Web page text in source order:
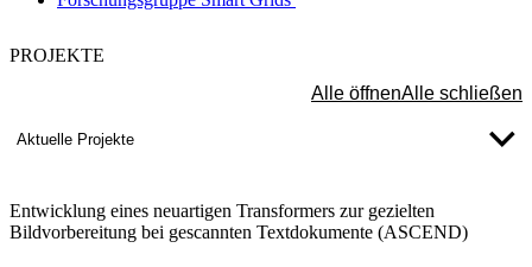
PROJEKTE
Alle öffnenAlle schließen
Aktuelle Projekte
Entwicklung eines neuartigen Transformers zur gezielten
Bildvorbereitung bei gescannten Textdokumente (ASCEND)